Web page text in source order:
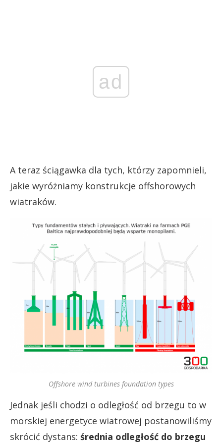
ad
A teraz ściągawka dla tych, którzy zapomnieli,
jakie wyróżniamy konstrukcje offshorowych
wiatraków.
Offshore wind turbines foundation types
Jednak jeśli chodzi o odległość od brzegu to w
morskiej energetyce wiatrowej postanowiliśmy
skrócić dystans: średnia odległość do brzegu